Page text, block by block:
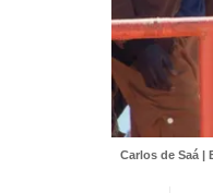
Carlos de Saá |